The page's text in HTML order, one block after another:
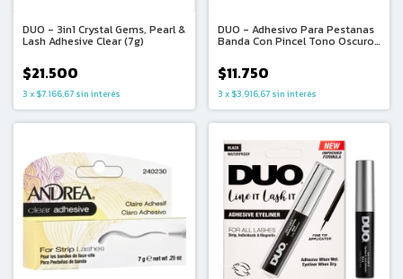
DUO - 3in1 Crystal Gems, Pearl &
Lash Adhesive Clear (7g)
$21.500
3 x $7.166,67 sin interés
DUO - Adhesivo Para Pestanas
Banda Con Pincel Tono Oscuro
$11.750
3 x $3.916,67 sin interés